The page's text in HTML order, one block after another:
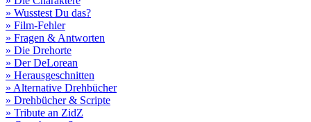
» Wusstest Du das?
» Film-Fehler
» Fragen & Antworten
» Die Drehorte
» Der DeLorean
» Herausgeschnitten
» Alternative Drehbücher
» Drehbücher & Scripte
» Tribute an ZidZ